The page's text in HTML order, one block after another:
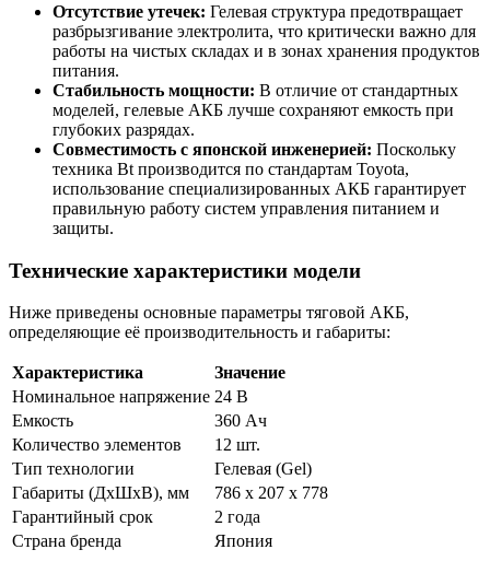
Отсутствие утечек: Гелевая структура предотвращает
разбрызгивание электролита, что критически важно для
работы на чистых складах и в зонах хранения продуктов
питания.
Стабильность мощности: В отличие от стандартных
моделей, гелевые АКБ лучше сохраняют емкость при
глубоких разрядах.
Совместимость с японской инженерией: Поскольку
техника Bt производится по стандартам Toyota,
использование специализированных АКБ гарантирует
правильную работу систем управления питанием и
защиты.
Технические характеристики модели
Ниже приведены основные параметры тяговой АКБ,
определяющие её производительность и габариты:
Характеристика
Значение
Номинальное напряжение 24 В
Емкость
360 Ач
Количество элементов
12 шт.
Тип технологии
Гелевая (Gel)
Габариты (ДхШхВ), мм
786 x 207 x 778
Гарантийный срок
2 года
Страна бренда
Япония